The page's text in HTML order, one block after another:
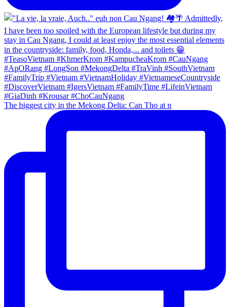
The biggest city in the Mekong Delta: Can Tho at n